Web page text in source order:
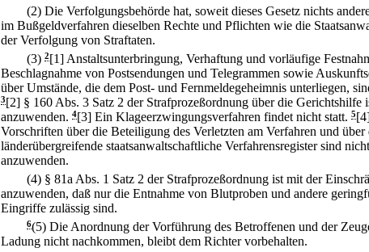
(2) Die Verfolgungsbehörde hat, soweit dieses Gesetz nichts
im Bußgeldverfahren dieselben Rechte und Pflichten wie die
der Verfolgung von Straftaten.
(3) 2[1] Anstaltsunterbringung, Verhaftung und vorläufige
Beschlagnahme von Postsendungen und Telegrammen sowie
über Umstände, die dem Post- und Fernmeldegeheimnis unterliegen,
3[2] § 160 Abs. 3 Satz 2 der Strafprozeßordnung über die Gerichtshilfe
anzuwenden. 4[3] Ein Klageerzwingungsverfahren findet nicht statt. 5
Vorschriften über die Beteiligung des Verletzten am Verfahren und über
länderübergreifende staatsanwaltschaftliche Verfahrensregister sind nicht
anzuwenden.
(4) § 81a Abs. 1 Satz 2 der Strafprozeßordnung ist mit der
anzuwenden, daß nur die Entnahme von Blutproben und andere
Eingriffe zulässig sind.
6(5) Die Anordnung der Vorführung des Betroffenen und der
Ladung nicht nachkommen, bleibt dem Richter vorbehalten.